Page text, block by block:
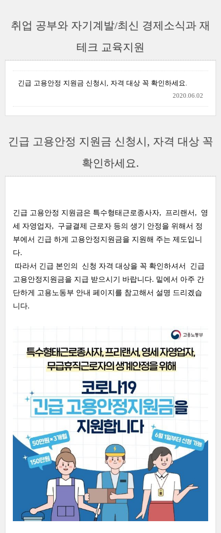
취업 공부와 자기계발/최신 경제소식과 재
테크 교육지원
긴급 고용안정 지원금 신청시, 자격 대상 꼭 확인하세요.
2020.06.02
긴급 고용안정 지원금 신청시, 자격 대상 꼭
확인하세요.
긴급 고용안정 지원금은 특수형태근로종사자, 프리랜서, 영
세 자영업자, 구글결제 근로자 등의 생기 안정을 위해서 정
부에서 긴급 하게 고용안정지원금을 지원해 주는 제도입니
다.
따라서 긴급 본인의 신청 자격 대상을 꼭 확인하셔서 긴급
고용안정지원금을 지급 받으시기 바랍니다. 밑에서 아주 간
단하게 고용노동부 안내 페이지를 참고해서 설명 드리겠습
니다.